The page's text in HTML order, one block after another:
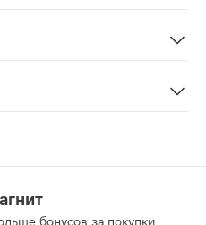
бонусов за покупки